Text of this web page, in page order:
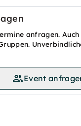
anfragen.
Event